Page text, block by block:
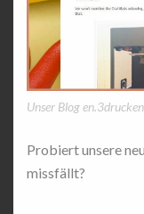
Unser Blog
Probiert unsere
missfällt?